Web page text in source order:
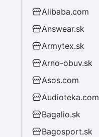
Alibaba.com
Answear.sk
Armytex.sk
Arno-obuv.sk
Asos.com
Audioteka.com
Bagalio.sk
Bagosport.sk